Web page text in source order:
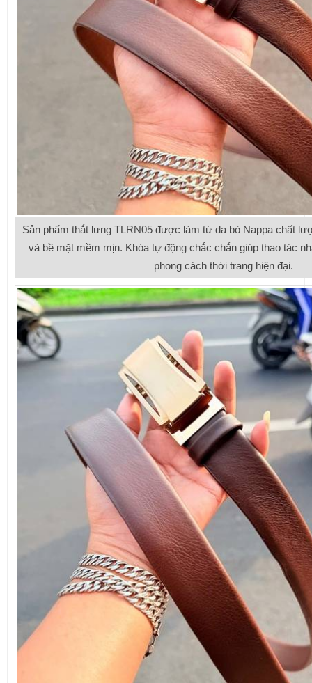
Sản phẩm thắt lưng TLRN05 được làm từ da bò Nappa chất
và bề mặt mềm mịn. Khóa tự động chắc chắn giúp thao tác
phong cách thời trang hiện đại.